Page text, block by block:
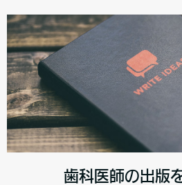
歯科医師の出版